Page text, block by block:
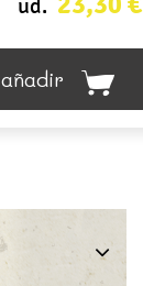
ud.
añadir